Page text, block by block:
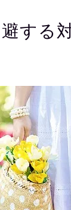
する